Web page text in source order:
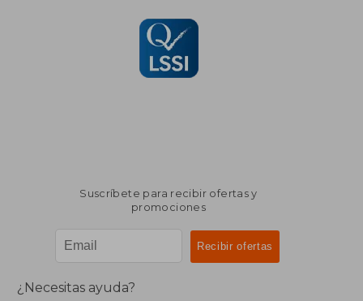
Suscríbete para recibir ofertas y
promociones
¿Necesitas ayuda?